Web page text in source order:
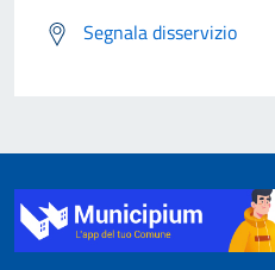
Segnala disservizio